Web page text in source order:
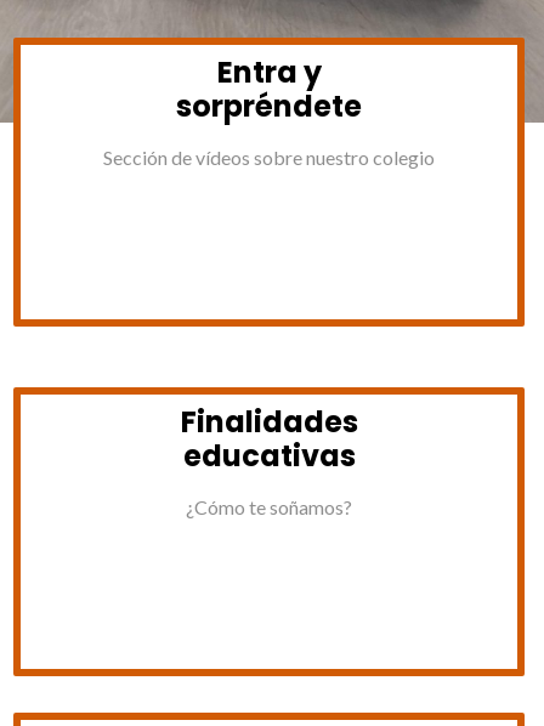
Entra y
sorpréndete
Sección de vídeos sobre nuestro colegio
Finalidades
educativas
¿Cómo te soñamos?